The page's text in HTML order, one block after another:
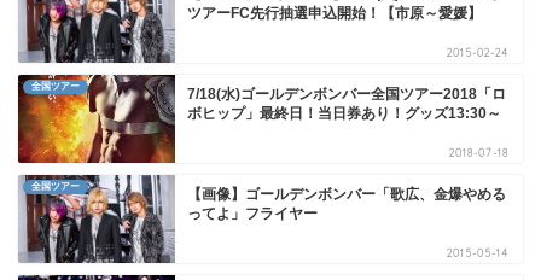
ツアーFC先行抽選申込開始！【市原～愛媛】
2015-02-24
全国ツアー
7/18(水)ゴールデンボンバー全国ツアー2018「ロ
ボヒップ」最終日！当日券あり！グッズ13:30～
2018-07-18
全国ツアー
【画像】ゴールデンボンバー「歌広、金爆やめる
ってよ」フライヤー
2015-05-14